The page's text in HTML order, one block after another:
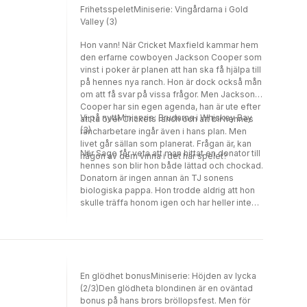
FrihetsspeletMiniserie: Vingårdarna i Gold
Valley (3)
Hon vann! När Cricket Maxfield kammar hem
den erfarne cowboyen Jackson Cooper som
vinst i poker är planen att han ska få hjälpa till
på hennes nya ranch. Hon är dock också mån
om att få svar på vissa frågor. Men Jackson
Cooper har sin egen agenda, han är ute efter
att ta över Crickets ranch och att bli hennes
rancharbetare ingår även i hans plan. Men
livet går sällan som planerat. Frågan är, kan
någon av dem vinna i det här spelet?
Vi på nyttMiniserie: Brudarna i Whiskey Bay
(3)
När Sage får veta att man hittat en donator till
hennes son blir hon både lättad och chockad.
Donatorn är ingen annan än TJ sonens
biologiska pappa. Hon trodde aldrig att hon
skulle träffa honom igen och har heller inte
hur TJ kommer att reagera när han får höra
En glödhet bonusMiniserie: Höjden av lycka
(2/3)Den glödheta blondinen är en oväntad
bonus på hans brors bröllopsfest. Men för